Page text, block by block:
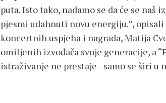
puta. Isto tako, nadamo se da će se
pjesmi udahnuti novu energiju.”,
koncertnih uspjeha i nagrada, Matija
omiljenih izvođača svoje generacije, a
istraživanje ne prestaje - samo se širi u